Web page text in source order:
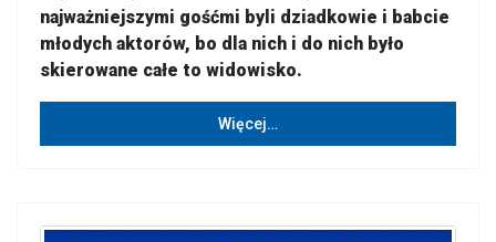
najważniejszymi gośćmi byli dziadkowie i babcie
młodych aktorów, bo dla nich i do nich było
skierowane całe to widowisko.
Więcej…